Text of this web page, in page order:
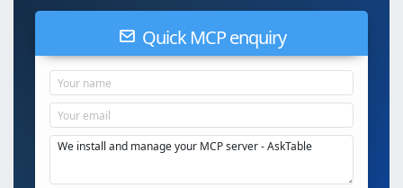
Quick MCP enquiry